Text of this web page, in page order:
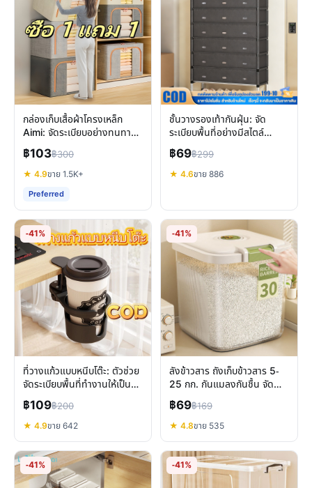
กล่องเก็บเสื้อผ้าโครงเหล็ก
Aimi: จัดระเบียบอย่างทนทาน
ประหยัดพื้นที่ในบ้าน
฿103฿300
★ 4.9ขาย 1.5K+
Preferred
ชั้นวางรองเท้ากันฝุ่น: จัด
ระเบียบพื้นที่อย่างมีสไตล์
ประหยัดพื้นที่ในคอนโด
฿69฿299
★ 4.6ขาย 886
-41%
ที่วางแก้วแบบหนีบโต๊ะ: ตัวช่วย
จัดระเบียบพื้นที่ทำงานให้เป็น
ระเบียบ
฿109฿200
★ 4.9ขาย 642
-41%
ลังข้าวสาร ถังเก็บข้าวสาร 5-
25 กก. กันแมลงกันชื้น จัด
ระเบียบครัว
฿69฿169
★ 4.8ขาย 535
-41% -41%